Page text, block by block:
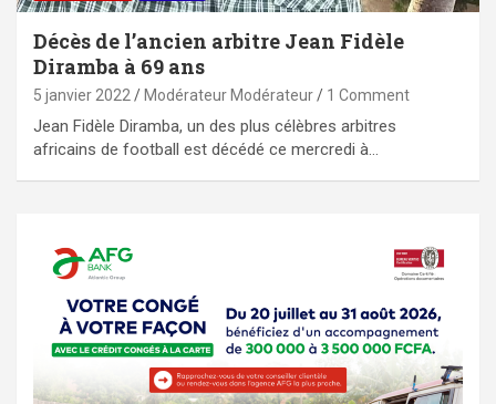
Décès de l’ancien arbitre Jean Fidèle
Diramba à 69 ans
5 janvier 2022 Modérateur Modérateur 1 Comment
Jean Fidèle Diramba, un des plus célèbres arbitres
africains de football est décédé ce mercredi à…